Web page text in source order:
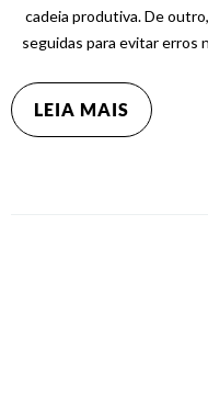
cadeia produtiva. De
seguidas para evitar erros
LEIA MAIS